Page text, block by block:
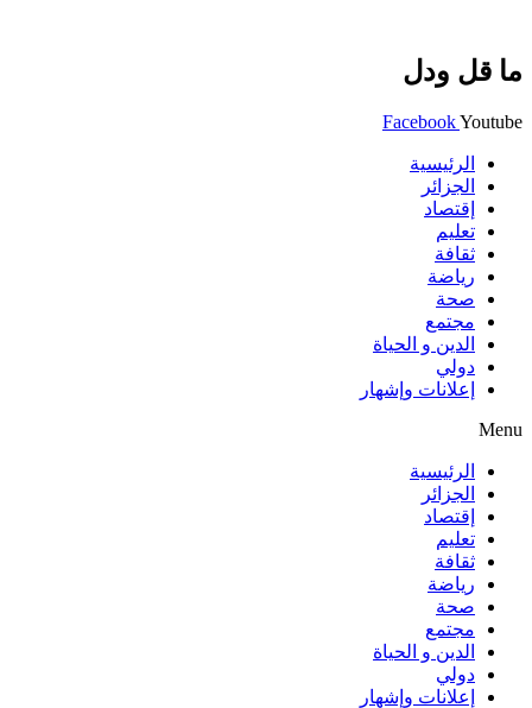
ما قل ودل
FacebookYoutube
الرئيسية
الجزائر
إقتصاد
تعليم
ثقافة
رياضة
صحة
مجتمع
الدين و الحياة
دولي
إعلانات وإشهار
Menu
الرئيسية
الجزائر
إقتصاد
تعليم
ثقافة
رياضة
صحة
مجتمع
الدين و الحياة
دولي
إعلانات وإشهار